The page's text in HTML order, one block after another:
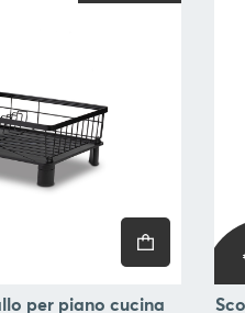
per piano cucina